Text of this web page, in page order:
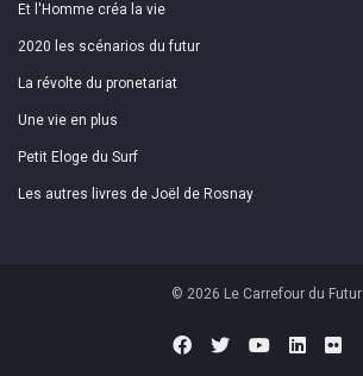
Et l'Homme créa la vie
2020 les scénarios du futur
La révolte du pronetariat
Une vie en plus
Petit Eloge du Surf
Les autres livres de Joël de Rosnay
© 2026 Le Carrefour du Futur